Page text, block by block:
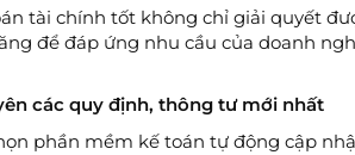
tài chính tốt không chỉ giải quyết
để đáp ứng nhu cầu của doanh
các quy định, thông tư mới nhất
phần mềm kế toán tự động cập